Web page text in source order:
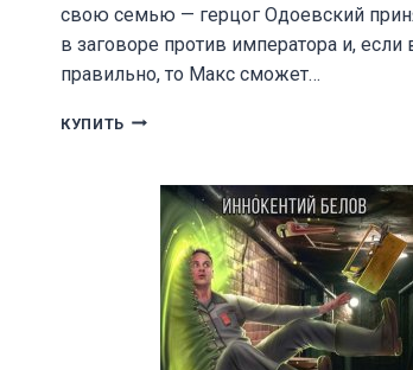
свою семью — герцог Одоевский
в заговоре против императора и, если
правильно, то Макс сможет…
КУПИТЬ СМЕРТНИК
ВАЛЕВСКИХ.
КНИГА